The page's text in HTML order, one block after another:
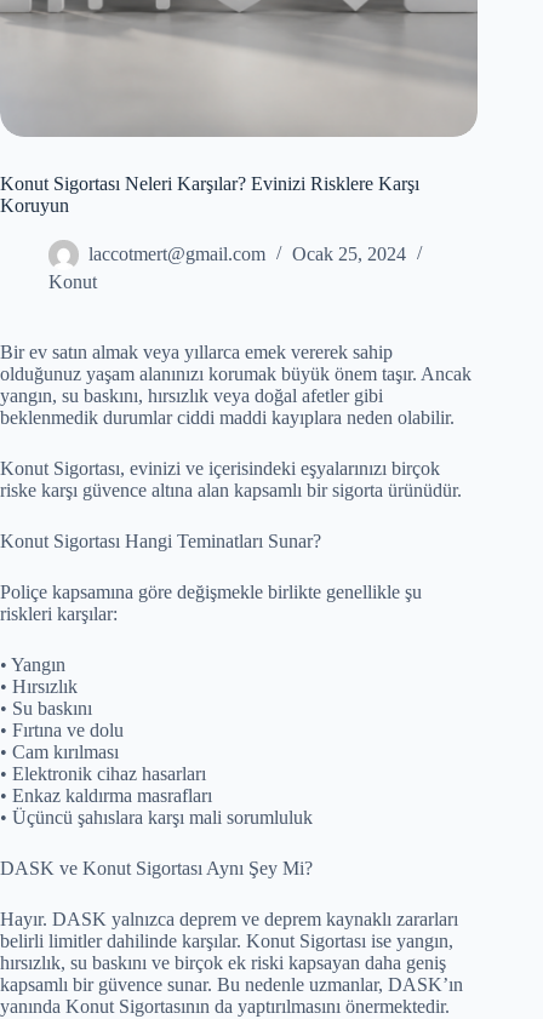
Konut Sigortası Neleri Karşılar? Evinizi Risklere Karşı
Koruyun
laccotmert@gmail.com
Ocak 25, 2024
Konut
Bir ev satın almak veya yıllarca emek vererek sahip
olduğunuz yaşam alanınızı korumak büyük önem taşır. Ancak
yangın, su baskını, hırsızlık veya doğal afetler gibi
beklenmedik durumlar ciddi maddi kayıplara neden olabilir.
Konut Sigortası, evinizi ve içerisindeki eşyalarınızı birçok
riske karşı güvence altına alan kapsamlı bir sigorta ürünüdür.
Konut Sigortası Hangi Teminatları Sunar?
Poliçe kapsamına göre değişmekle birlikte genellikle şu
riskleri karşılar:
• Yangın
• Hırsızlık
• Su baskını
• Fırtına ve dolu
• Cam kırılması
• Elektronik cihaz hasarları
• Enkaz kaldırma masrafları
• Üçüncü şahıslara karşı mali sorumluluk
DASK ve Konut Sigortası Aynı Şey Mi?
Hayır. DASK yalnızca deprem ve deprem kaynaklı zararları
belirli limitler dahilinde karşılar. Konut Sigortası ise yangın,
hırsızlık, su baskını ve birçok ek riski kapsayan daha geniş
kapsamlı bir güvence sunar. Bu nedenle uzmanlar, DASK’ın
yanında Konut Sigortasının da yaptırılmasını önermektedir.